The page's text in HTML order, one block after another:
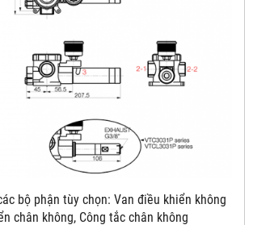
bộ phận tùy chọn: Van điều khiển không
chân không, Công tắc chân không